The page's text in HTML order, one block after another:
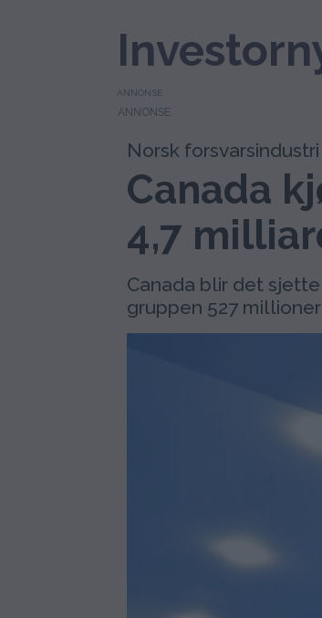
ANNONSE
Norsk forsvarsindustri
Canada
4,7
Canada blir det
gruppen 527